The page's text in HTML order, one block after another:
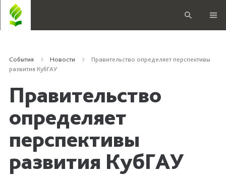
События Новости
Правительство определяет перспективы
развития КубГАУ
Правительство
определяет
перспективы
развития КубГАУ